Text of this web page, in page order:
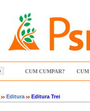
CUM CUMPAR? CUM
Editura Editura Trei